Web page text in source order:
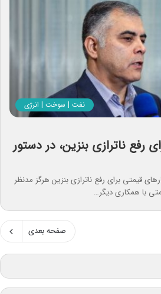
نفت | سوخت | انرژی
رفع ناترازی بنزین، در دستور
قیمتی برای رفع ناترازی بنزین هرگز مدنظر
با همکاری دیگر…
صفحه بعدی